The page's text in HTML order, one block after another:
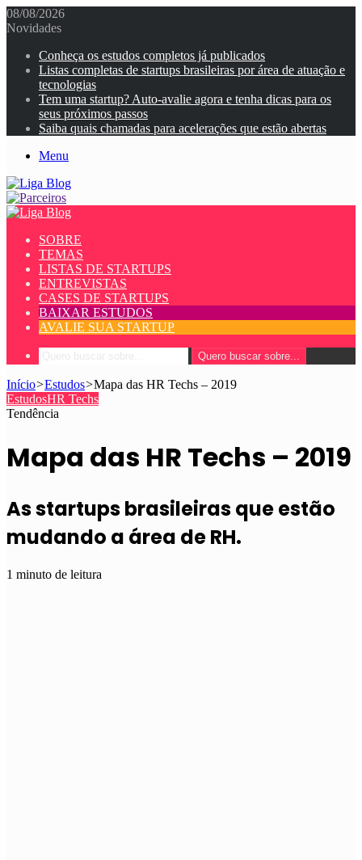
08/08/2026
Novidades
Conheça os estudos completos já publicados
Listas completas de startups brasileiras por área de atuação e
tecnologias
Tem uma startup? Auto-avalie agora e tenha dicas para os
seus próximos passos
Saiba quais chamadas para acelerações que estão abertas
Menu
SOBRE
TEMAS
LISTAS DE STARTUPS
ENTREVISTAS
CASES DE STARTUPS
BAIXAR ESTUDOS
AVALIE SUA STARTUP
Quero buscar sobre...
Início>Estudos>Mapa das HR Techs – 2019
EstudosHR Techs
Tendência
Mapa das HR Techs – 2019
As startups brasileiras que estão
mudando a área de RH.
1 minuto de leitura